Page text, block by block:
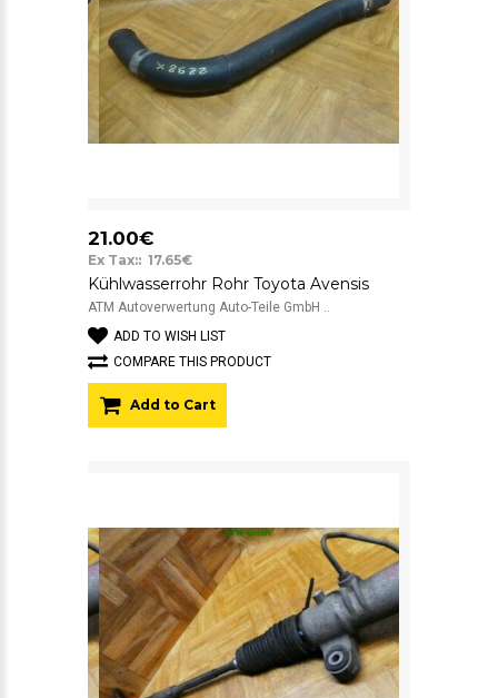
21.00€
Ex Tax:: 17.65€
Kühlwasserrohr Rohr Toyota Avensis
ATM Autoverwertung Auto-Teile GmbH ..
ADD TO WISH LIST
COMPARE THIS PRODUCT
Add to Cart